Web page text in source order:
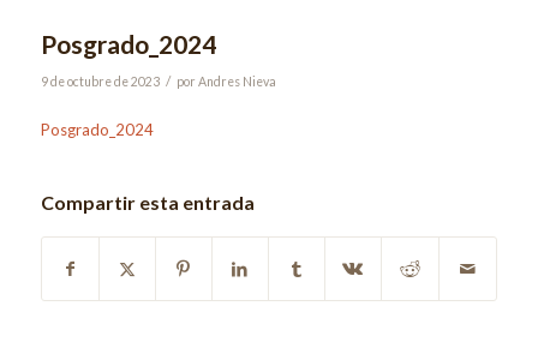
Posgrado_2024
9 de octubre de 2023 / por Andres Nieva
Posgrado_2024
Compartir esta entrada